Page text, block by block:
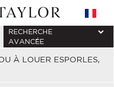
À LOUER ESPORLES,
RECHERCHE
AVANCÉE